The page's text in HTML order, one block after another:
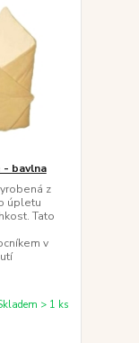
- bavlna
z
úpletu
Tato
v
> 1 ks